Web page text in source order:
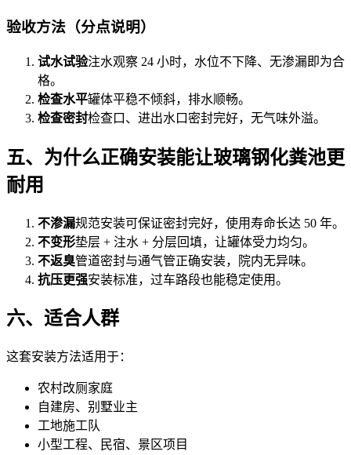
验收方法（分点说明）
试水试验注水观察 24 小时，水位不下降、无渗漏即为合
格。
检查水平罐体平稳不倾斜，排水顺畅。
检查密封检查口、进出水口密封完好，无气味外溢。
五、为什么正确安装能让玻璃钢化粪池更
耐用
不渗漏规范安装可保证密封完好，使用寿命长达 50 年。
不变形垫层 + 注水 + 分层回填，让罐体受力均匀。
不返臭管道密封与通气管正确安装，院内无异味。
抗压更强安装标准，过车路段也能稳定使用。
六、适合人群
这套安装方法适用于：
农村改厕家庭
自建房、别墅业主
工地施工队
小型工程、民宿、景区项目